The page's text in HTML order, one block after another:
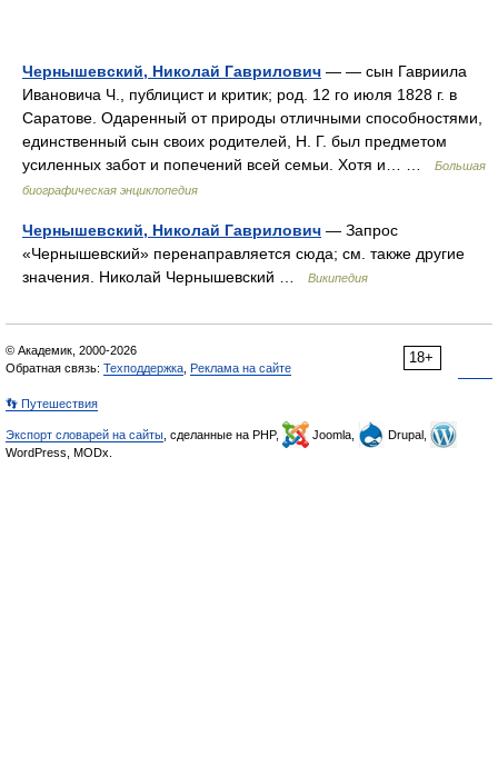
Чернышевский, Николай Гаврилович — — сын Гавриила
Ивановича Ч., публицист и критик; род. 12 го июля 1828 г. в
Саратове. Одаренный от природы отличными способностями,
единственный сын своих родителей, Н. Г. был предметом
усиленных забот и попечений всей семьи. Хотя и… …
Большая
биографическая энциклопедия
Чернышевский, Николай Гаврилович — Запрос
«Чернышевский» перенаправляется сюда; см. также другие
значения. Николай Чернышевский …
Википедия
18+
© Академик, 2000-2026
Обратная связь: Техподдержка Реклама на сайте
👣 Путешествия
Экспорт словарей на сайты , сделанные на PHP, Joomla,
Drupal,
WordPress, MODx.